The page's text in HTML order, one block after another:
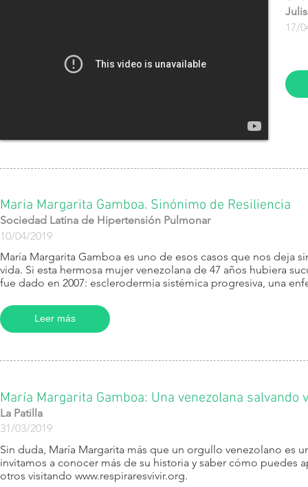
17/
Maria Margarita Gamboa. Sinónimo de Resiliencia
Sociedad Latina de Hipertensión Pulmonar
10/04/2019
María Margarita Gamboa es uno de esos casos que nos deja
vida. Si esta hermosa mujer venezolana de 47 años hubiera
fue dado en 2007: esclerodermia sistémica progresiva, una
Leer más
María Margarita Gamboa: Una venezolana
La Patilla
31/03/2019
Sin duda, María Margarita más que un orgullo venezolano es
invitamos a conocer más de su historia y saber cómo puedes
otros visitando www.respiraresvivir.org.